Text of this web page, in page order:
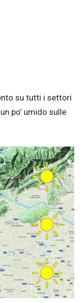
su tutti i settori
po’ umido sulle